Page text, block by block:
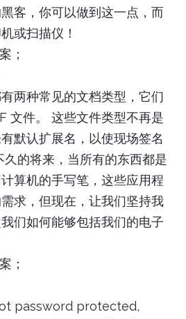
客，你可以做到这一点，而
或扫描仪！
；
两种常见的文档类型，它们
文件。 这些文件类型不再是
默认扩展名，以使现场签名
久的将来，当所有的东西都是
算机的手写笔，这些应用程
求，但现在，让我们坚持我
们如何能够包括我们的电子
；
password protected,